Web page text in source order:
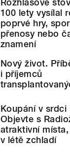
Rozhlasové
100 lety vysílal
poprvé hry,
přenosy nebo
znamení
Nový život.
i příjemců
Koupání v srdci
Objevte s
atraktivní
v létě zchladí